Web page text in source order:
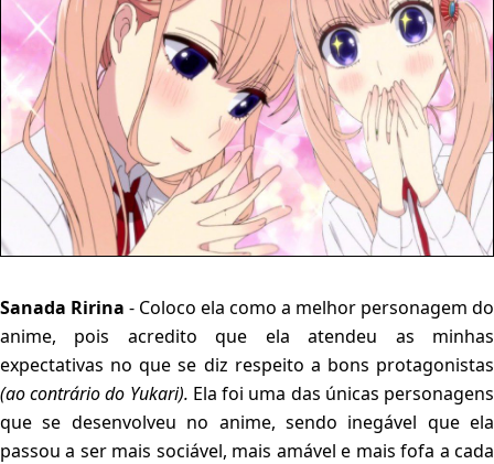
Sanada Ririna - Coloco ela como a melhor personagem do
anime, pois acredito que ela atendeu as minhas
expectativas no que se diz respeito a bons protagonistas
(ao contrário do Yukari). Ela foi uma das únicas personagens
que se desenvolveu no anime, sendo inegável que ela
passou a ser mais sociável, mais amável e mais fofa a cada